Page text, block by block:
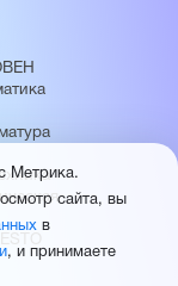
Метрика.
сайта, вы
в
, и принимаете